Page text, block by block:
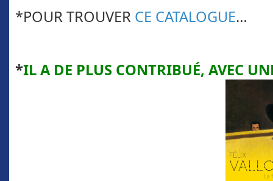
*POUR TROUVER CE CATALOGUE…
*ILA DE PLUS CONTRIBUÉ, AVEC